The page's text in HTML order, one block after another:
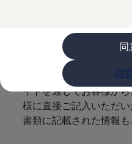
同
同
オファー
Golf お乗り
Tiguan 購入
Golf Variant
Volkswagen
ファイナンシャル
ファイナン
フォルクス
特定の個人を識別でき
す。また、他の情報と
識別できる情報も個人
イトを通じてお客様か
様に直接ご記入いただ
書類に記載された情報も